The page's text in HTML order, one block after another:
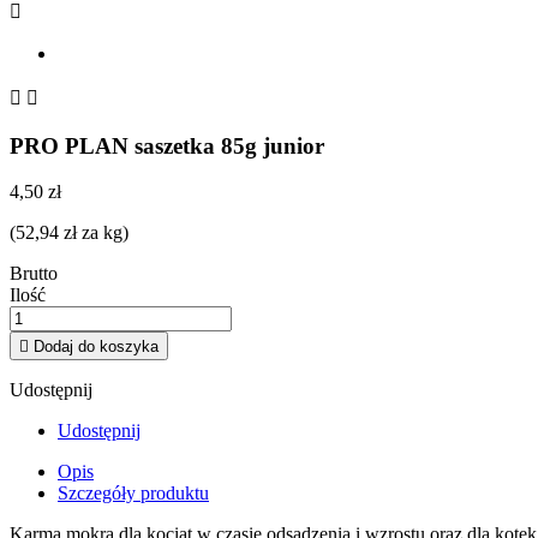

 
PRO PLAN saszetka 85g junior
4,50 zł
(52,94 zł za kg)
Brutto
Ilość
 Dodaj do koszyka
Udostępnij
Udostępnij
Opis
Szczegóły produktu